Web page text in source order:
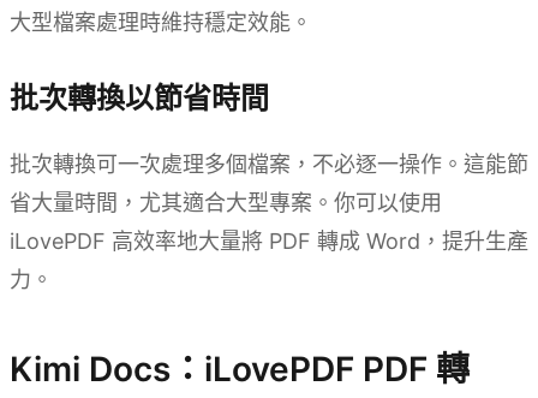
大型檔案處理時維持穩定效能。
批次轉換以節省時間
批次轉換可一次處理多個檔案，不必逐一操作。這能節
省大量時間，尤其適合大型專案。你可以使用
iLovePDF 高效率地大量將 PDF 轉成 Word，提升生產
力。
Kimi Docs：iLovePDF PDF 轉